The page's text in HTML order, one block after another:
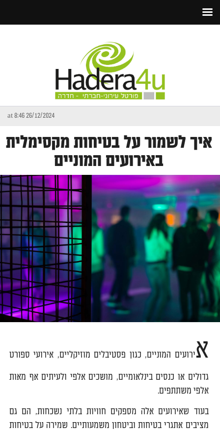
26/12/2024 at 8:46
איך לשמור על בטיחות מקסימלית
באירועים המוניים
אירועים המוניים, כגון פסטיבלים מוזיקליים, אירועי ספורט
גדולים או כנסים בינלאומיים, מושכים אלפי ולעיתים אף מאות
אלפי משתתפים.
בעוד שאירועים אלה מספקים חוויות בלתי נשכחות, הם גם
מציבים אתגרי בטיחות וביטחון משמעותיים. שמירה על בטיחות